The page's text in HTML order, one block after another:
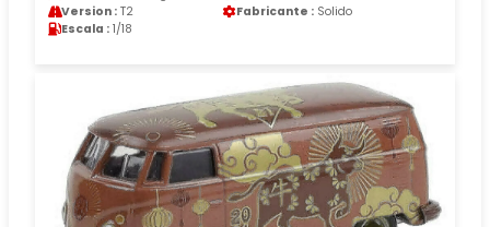
Version : T2 Fabricante : Solido
Escala : 1/18